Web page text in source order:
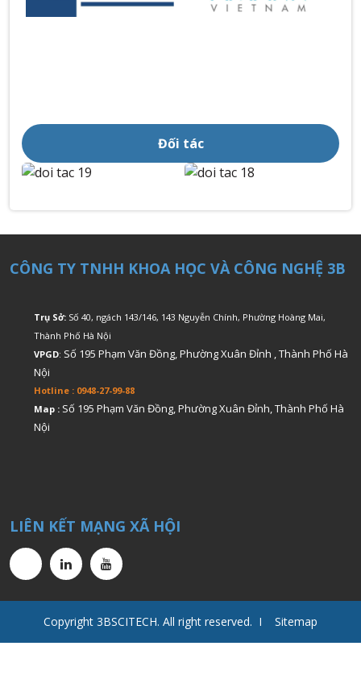
Đối tác
CÔNG TY TNHH KHOA HỌC VÀ CÔNG NGHỆ 3B
Trụ Sở: Số 40, ngách 143/146, 143 Nguyễn Chính, Phường Hoàng Mai,
Thành Phố Hà Nội
VPGD: Số 195 Phạm Văn Đồng, Phường Xuân Đỉnh , Thành Phố Hà
Nội
Hotline : 0948-27-99-88
Map : Số 195 Phạm Văn Đồng, Phường Xuân Đỉnh, Thành Phố Hà
Nội
LIÊN KẾT MẠNG XÃ HỘI
Copyright 3BSCITECH. All right reserved. I Sitemap